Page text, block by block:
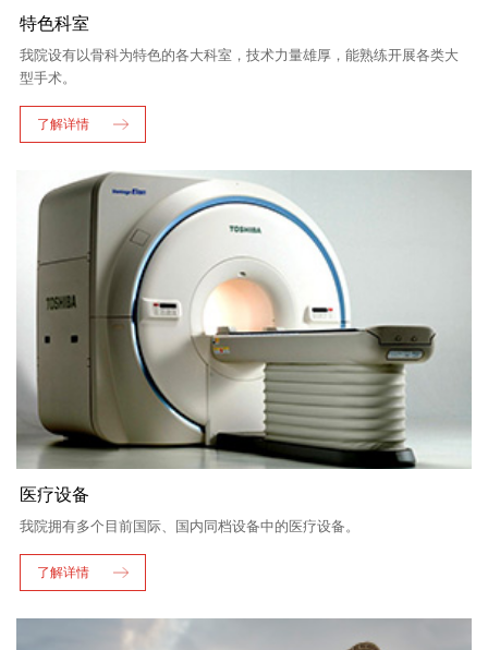
特色科室
我院设有以骨科为特色的各大科室，技术力量雄厚，能熟练开展各类大
型手术。
了解详情
医疗设备
我院拥有多个目前国际、国内同档设备中的医疗设备。
了解详情